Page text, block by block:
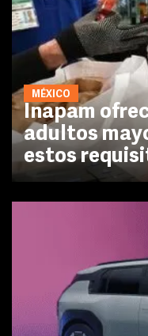
MÉXICO
Inapam
adultos
estos